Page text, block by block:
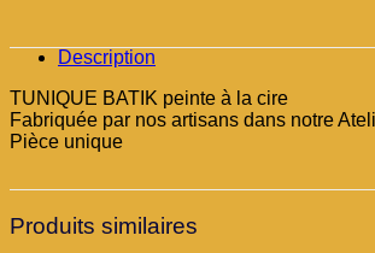
Description
TUNIQUE BATIK peinte à la cire
Fabriquée par nos artisans dans notre
Pièce unique
Produits similaires